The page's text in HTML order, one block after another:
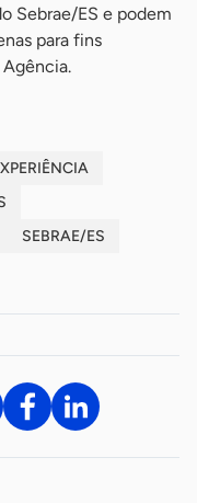
Sebrae/ES e podem
para fins
SEBRAE/ES